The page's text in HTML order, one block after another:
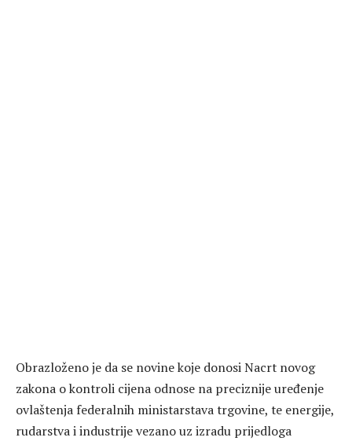
Obrazloženo je da se novine koje donosi Nacrt novog
zakona o kontroli cijena odnose na preciznije uređenje
ovlaštenja federalnih ministarstava trgovine, te energije,
rudarstva i industrije vezano uz izradu prijedloga